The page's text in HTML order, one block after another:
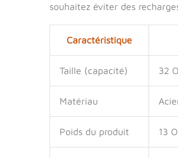
souhaitez éviter des
Caractéristique
Taille (capacité) 32
Matériau
Poids du produit 13